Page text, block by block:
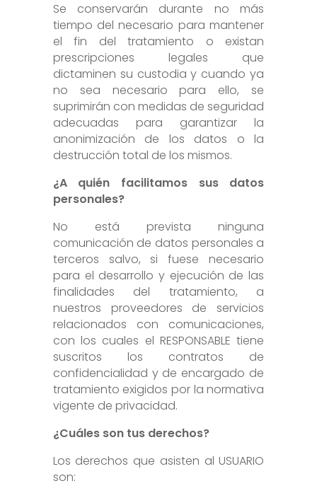
Se conservarán durante no más
tiempo del necesario para mantener
el fin del tratamiento o existan
prescripciones legales que
dictaminen su custodia y cuando ya
no sea necesario para ello, se
suprimirán con medidas de seguridad
adecuadas para garantizar la
anonimización de los datos o la
destrucción total de los mismos.
¿A quién facilitamos sus datos
personales?
No está prevista ninguna
comunicación de datos personales a
terceros salvo, si fuese necesario
para el desarrollo y ejecución de las
finalidades del tratamiento, a
nuestros proveedores de servicios
relacionados con comunicaciones,
con los cuales el RESPONSABLE tiene
suscritos los contratos de
confidencialidad y de encargado de
tratamiento exigidos por la normativa
vigente de privacidad.
¿Cuáles son tus derechos?
Los derechos que asisten al USUARIO
son: